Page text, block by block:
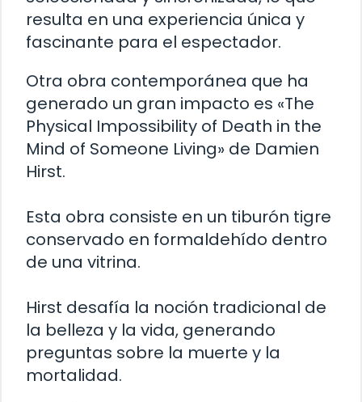
resulta en una experiencia única y
fascinante para el espectador.
Otra obra contemporánea que ha
generado un gran impacto es «The
Physical Impossibility of Death in the
Mind of Someone Living» de Damien
Hirst.
Esta obra consiste en un tiburón tigre
conservado en formaldehído dentro
de una vitrina.
Hirst desafía la noción tradicional de
la belleza y la vida, generando
preguntas sobre la muerte y la
mortalidad.